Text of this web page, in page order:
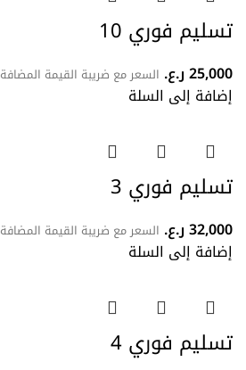
تسليم فوري 10
25,000ر.ع. السعر مع ضريبة القيمة المضافة
إضافة إلى السلة
تسليم فوري 3
32,000ر.ع. السعر مع ضريبة القيمة المضافة
إضافة إلى السلة
تسليم فوري 4